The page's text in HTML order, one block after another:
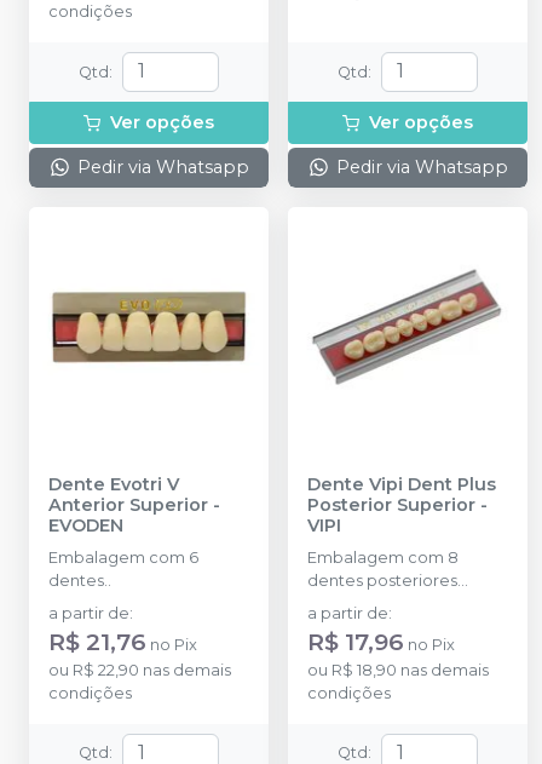
condições
Qtd :
Ver opções
Pedir via Whatsapp
Qtd :
Ver opções
Pedir via Whatsapp
Dente Evotri V
Anterior Superior -
EVODEN
Embalagem com 6
dentes..
a partir de:
R$ 21,76 no Pix
ou R$ 22,90 nas demais
condições
Qtd :
Dente Vipi Dent Plus
Posterior Superior -
VIPI
Embalagem com 8
dentes posteriores
superiores.
a partir de:
R$ 17,96 no Pix
ou R$ 18,90 nas demais
condições
Qtd :